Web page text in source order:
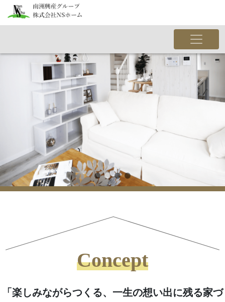
Concept
「楽しみながらつくる、一生の想い出に残る家づ